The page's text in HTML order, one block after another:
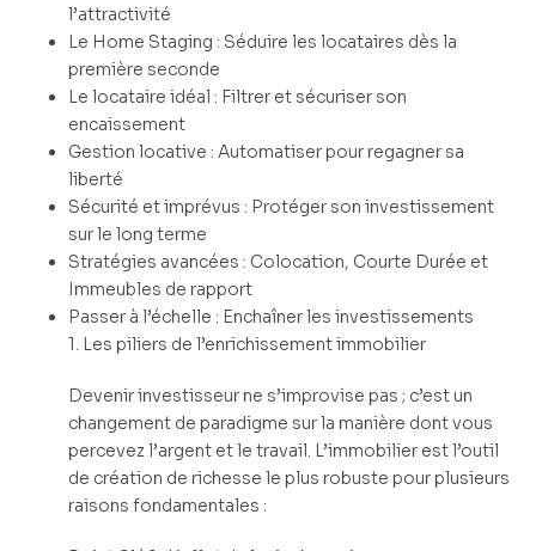
l’attractivité
Le Home Staging : Séduire les locataires dès la
première seconde
Le locataire idéal : Filtrer et sécuriser son
encaissement
Gestion locative : Automatiser pour regagner sa
liberté
Sécurité et imprévus : Protéger son investissement
sur le long terme
Stratégies avancées : Colocation, Courte Durée et
Immeubles de rapport
Passer à l’échelle : Enchaîner les investissements
1. Les piliers de l’enrichissement immobilier
Devenir investisseur ne s’improvise pas ; c’est un
changement de paradigme sur la manière dont vous
percevez l’argent et le travail. L’immobilier est l’outil
de création de richesse le plus robuste pour plusieurs
raisons fondamentales :